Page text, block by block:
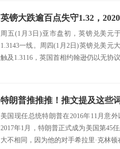
周五(1月3日)亚市盘初，英镑兑美元
1.3143一线。周四(1月2日)英镑兑美元
触及1.3116，英国首相约翰逊仍以无协
美国现任总统特朗普在2016年11月意
2017年1月，特朗普正式成为美国第45
大不相同，因为他的对手希拉里·克林